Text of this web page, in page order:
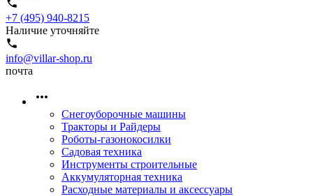
+7 (495) 940-8215
Наличие уточняйте
info@villar-shop.ru
почта
Снегоуборочные машины
Тракторы и Райдеры
Роботы-газонокосилки
Садовая техника
Инструменты строительные
Аккумуляторная техника
Расходные материалы и аксессуары